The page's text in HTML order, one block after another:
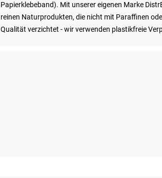
Papierklebeband). Mit unserer eigenen Marke
reinen Naturprodukten, die nicht mit Paraffinen
Qualität verzichtet - wir verwenden plastikfreie